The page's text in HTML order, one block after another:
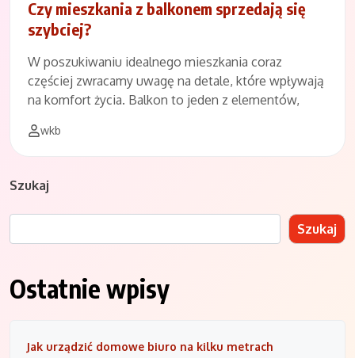
Czy mieszkania z balkonem sprzedają się
szybciej?
W poszukiwaniu idealnego mieszkania coraz
częściej zwracamy uwagę na detale, które wpływają
na komfort życia. Balkon to jeden z elementów,
wkb
Szukaj
Szukaj
Ostatnie wpisy
Jak urządzić domowe biuro na kilku metrach